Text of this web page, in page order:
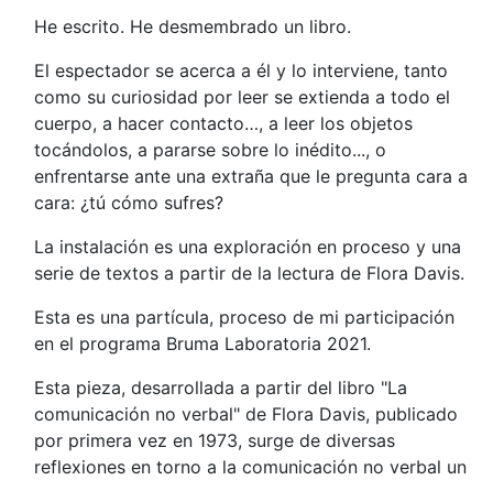
He escrito. He desmembrado un libro.
El espectador se acerca a él y lo interviene, tanto
como su curiosidad por leer se extienda a todo el
cuerpo, a hacer contacto…, a leer los objetos
tocándolos, a pararse sobre lo inédito..., o
enfrentarse ante una extraña que le pregunta cara a
cara: ¿tú cómo sufres?
La instalación es una exploración en proceso y una
serie de textos a partir de la lectura de Flora Davis.
Esta es una partícula, proceso de mi participación
en el programa Bruma Laboratoria 2021.
Esta pieza, desarrollada a partir del libro "La
comunicación no verbal" de Flora Davis, publicado
por primera vez en 1973, surge de diversas
reflexiones en torno a la comunicación no verbal un